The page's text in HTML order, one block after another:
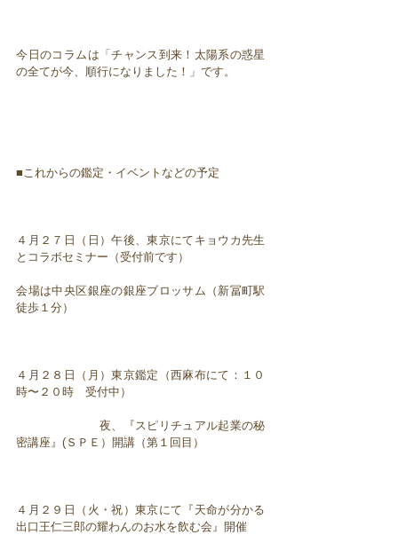
今日のコラムは「チャンス到来！太陽系の惑星
の全てが今、順行になりました！」です。
■これからの鑑定・イベントなどの予定
４月２７日（日）午後、東京にてキョウカ先生
とコラボセミナー（受付前です）
会場は中央区銀座の銀座ブロッサム（新冨町駅
徒歩１分）
４月２８日（月）東京鑑定（西麻布にて：１０
時〜２０時 受付中）
夜、『スピリチュアル起業の秘
密講座』(ＳＰＥ）開講（第１回目）
４月２９日（火・祝）東京にて『天命が分かる
出口王仁三郎の耀わんのお水を飲む会』開催